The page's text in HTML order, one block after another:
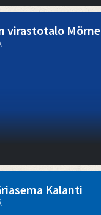
virastotalo Mörne
Kalanti